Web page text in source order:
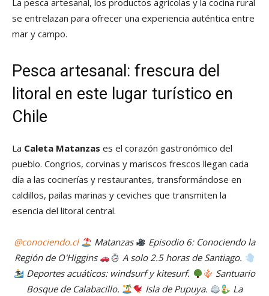
La pesca artesanal, los productos agrícolas y la cocina rural
se entrelazan para ofrecer una experiencia auténtica entre
mar y campo.
Pesca artesanal: frescura del
litoral en este lugar turístico en
Chile
La Caleta Matanzas es el corazón gastronómico del
pueblo. Congrios, corvinas y mariscos frescos llegan cada
día a las cocinerías y restaurantes, transformándose en
caldillos, pailas marinas y ceviches que transmiten la
esencia del litoral central.
@conociendo.cl Matanzas
Episodio 6: Conociendo la
Región de O'Higgins
A solo 2.5 horas de Santiago.
Deportes acuáticos: windsurf y kitesurf.
Santuario
Bosque de Calabacillo.
Isla de Pupuya.
La